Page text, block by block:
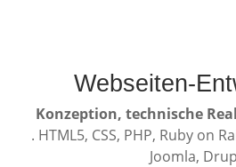
Webseiten-
Konzeption, technische
. HTML5, CSS, PHP, Ruby on
Joomla,